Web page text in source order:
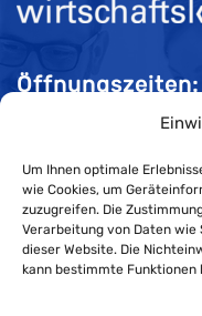
Um Ihnen optimale
wie Cookies, um
zuzugreifen. Die
Verarbeitung von Daten
dieser Website. Die
kann bestimmte
Öffnungszeiten:
Mo-Do 08:00 bis 11:30
Fr 08:00 bis 11:30 und
Impressum
Cookie-Richtlinie